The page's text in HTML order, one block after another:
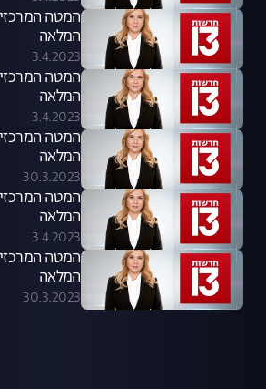
המלאה
3.4.2023
המלאה
3.4.2023
המלאה
30.3.2023
המלאה
3.4.2023
המלאה
30.3.2023